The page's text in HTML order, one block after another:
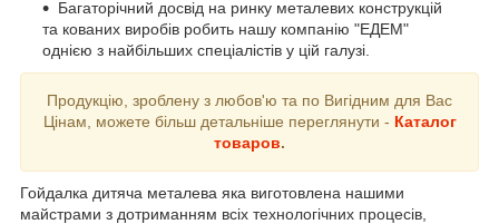
Багаторічний досвід на ринку металевих конструкцій
та кованих виробів робить нашу компанію "ЕДЕМ"
однією з найбільших спеціалістів у цій галузі.
Продукцію, зроблену з любов'ю та по Вигідним для Вас
Цінам, можете більш детальніше переглянути - Каталог
товаров.
Гойдалка дитяча металева яка виготовлена нашими
майстрами з дотриманням всіх технологічних процесів,